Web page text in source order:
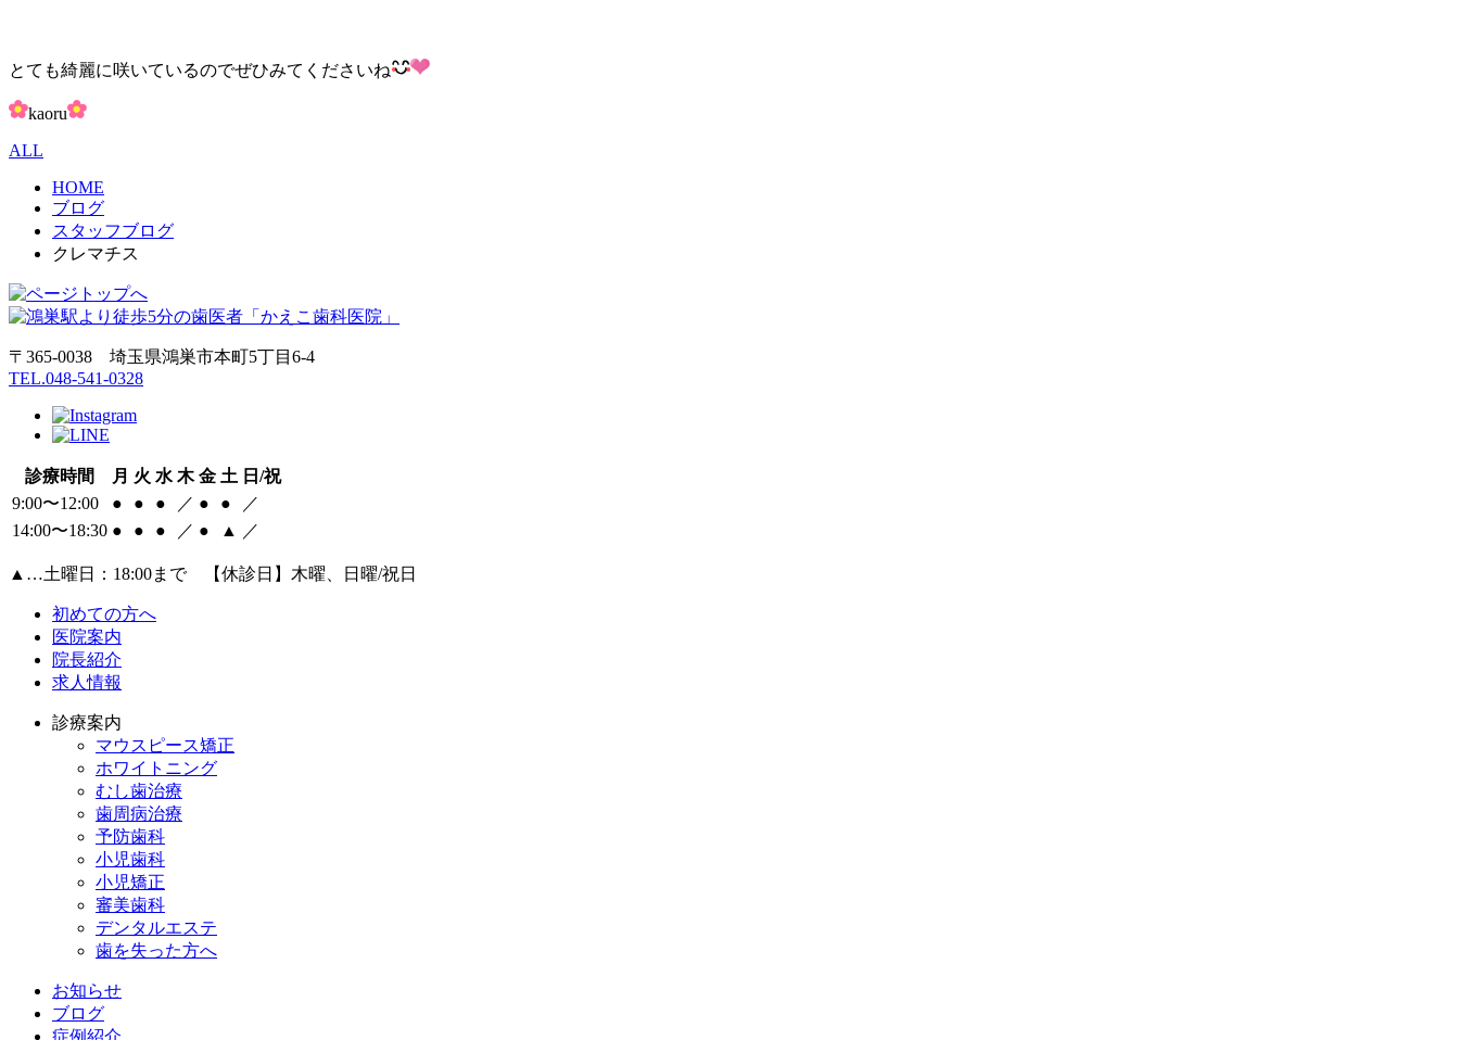
とても綺麗に咲いているのでぜひみてくださいね
kaoru
ALL
HOME
ブログ
スタッフブログ
クレマチス
〒365-0038 埼玉県鴻巣市本町5丁目6‐4
TEL.048-541-0328
診療時間 月 火 水 木 金 土 日/祝
9:00〜12:00
● ● ● ／ ● ●
／
14:00〜18:30 ● ● ● ／ ● ▲ ／
▲ …土曜日：18:00まで 【休診日】木曜、日曜/祝日
初めての方へ
医院案内
院長紹介
求人情報
診療案内
マウスピース矯正
ホワイトニング
むし歯治療
歯周病治療
予防歯科
小児歯科
小児矯正
審美歯科
デンタルエステ
歯を失った方へ
お知らせ
ブログ
症例紹介